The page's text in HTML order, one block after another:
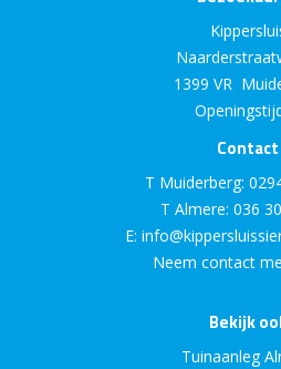
1399 VR
Contact
T Muiderberg:
T Almere: 036
E:
Neem contact
Bekijk
Tuinaanleg